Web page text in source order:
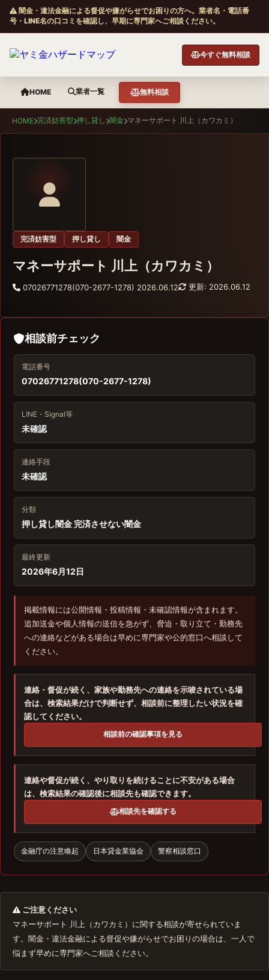
闇金・違法金融による督促や嫌がらせでお困りの方へ。業者名・電話番
号・LINE名の口コミを確認し、早期に専門家へご相談ください。
今すぐ無料相談
HOME 業者一覧 無料相談
HOME 完済妨害型 押し貸し 闇金 マネーサポート 川上（カワカミ）
完済妨害型 押し貸し 闇金
マネーサポート 川上（カワカミ）
07026771278(070-2677-1278) 2026.06.12 更新: 2026.06.12
相談前チェック
電話番号
07026771278(070-2677-1278)
LINE・Signal等
未確認
連絡手段
未確認
分類
押し貸し闇金 完済させない闇金
最終更新
2026年6月12日
掲載情報には公開情報・投稿情報・未確認情報が含まれます。
追加送金や個人情報の送信を急がず、脅迫・取り立て・勤務先
への連絡などがある場合は早めに専門家や公的窓口へ相談して
ください。
連絡・督促が続く、家族や勤務先への連絡を示唆されている場
合は、検索結果だけで判断せず、相談前に整理したい状況を確
認してください。
相談前の確認事項を見る
連絡や督促が続く、やり取りを続けることに不安がある場合
は、検索結果の確認後に相談先も確認できます。
相談先を確認する
金融庁の注意喚起 日本貸金業協会 警察相談窓口
ご注意ください
マネーサポート 川上（カワカミ）に関する相談が寄せられていま
す。闇金・違法金融による督促や嫌がらせでお困りの場合は、一人で
悩まず早めに専門家へご相談ください。